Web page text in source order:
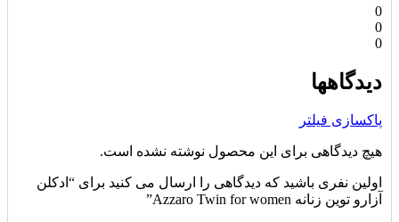
0
0
0
دیدگاهها
پاکسازی فیلتر
هیچ دیدگاهی برای این محصول نوشته نشده است.
اولین نفری باشید که دیدگاهی را ارسال می کنید برای “ادکلن
آزارو توین زنانه Azzaro Twin for women”